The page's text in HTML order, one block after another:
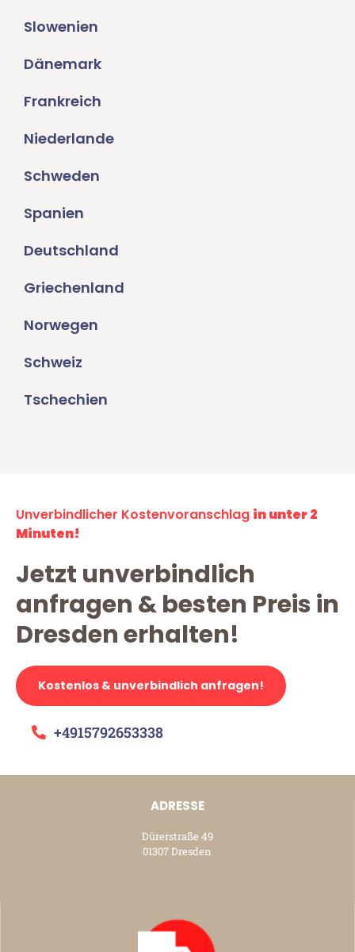
Slowenien
Dänemark
Frankreich
Niederlande
Schweden
Spanien
Deutschland
Griechenland
Norwegen
Schweiz
Tschechien
Unverbindlicher Kostenvoranschlag in unter 2
Minuten!
Jetzt unverbindlich
anfragen & besten Preis in
Dresden erhalten!
Kostenlos & unverbindlich anfragen!
+4915792653338
ADRESSE
Dürerstraße 49
01307 Dresden